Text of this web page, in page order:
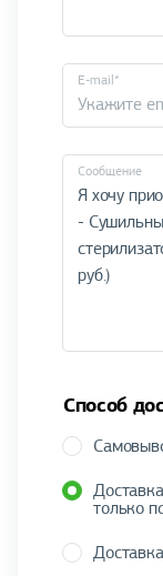
E-mail*
Cообщение
Способ
только